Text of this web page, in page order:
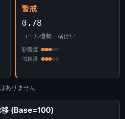
警戒
0.78
コール優勢・横ばい
影響度
信頼度
ありません
移 (Base=100)